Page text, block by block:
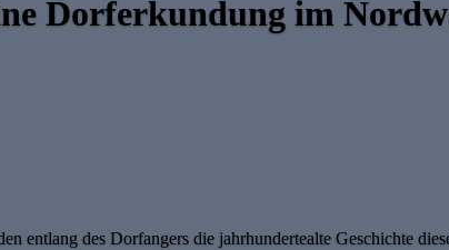
Dorferkundung im
entlang des Dorfangers die jahrhundertealte Geschichte